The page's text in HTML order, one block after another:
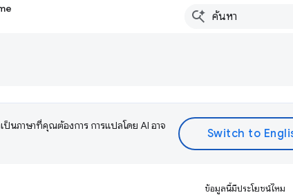
ป็นภาษาที่คุณต้องการ การแปลโดย AI อาจ
ข้อมูลนี้มีประโยชน์ไหม